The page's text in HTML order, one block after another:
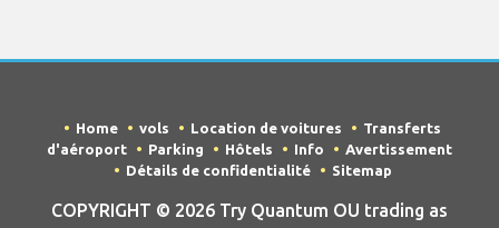
Home vols Location de voitures
Transferts
d'aéroport
Parking Hôtels Info
Avertissement
Détails de confidentialité
Sitemap
COPYRIGHT © 2026 Try Quantum OU trading as